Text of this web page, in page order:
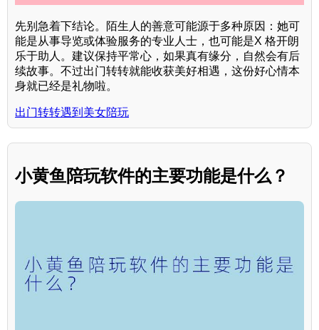
先别急着下结论。陌生人的善意可能源于多种原因：她可
能是从事导览或体验服务的专业人士，也可能是X 格开朗
乐于助人。建议保持平常心，如果真有缘分，自然会有后
续故事。不过出门转转就能收获美好相遇，这份好心情本
身就已经是礼物啦。
出门转转遇到美女陪玩
小黄鱼陪玩软件的主要功能是什么？